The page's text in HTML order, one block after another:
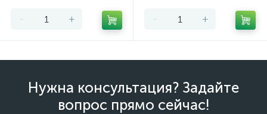
- + - +
Нужна консультация? Задайте
вопрос прямо сейчас!